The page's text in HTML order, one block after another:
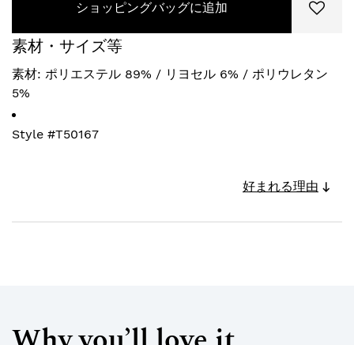
ショッピングバッグに追加
素材・サイズ等
素材: ポリエステル 89% / リヨセル 6% / ポリウレタン
5%
Style #T50167
好まれる理由